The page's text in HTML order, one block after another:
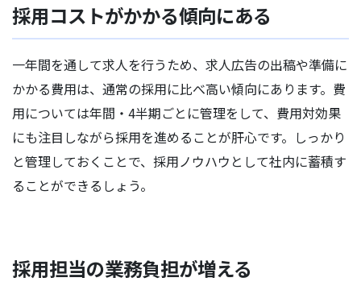
採用コストがかかる傾向にある
一年間を通して求人を行うため、求人広告の出稿や準備に
かかる費用は、通常の採用に比べ高い傾向にあります。費
用については年間・4半期ごとに管理をして、費用対効果
にも注目しながら採用を進めることが肝心です。しっかり
と管理しておくことで、採用ノウハウとして社内に蓄積す
ることができるしょう。
採用担当の業務負担が増える